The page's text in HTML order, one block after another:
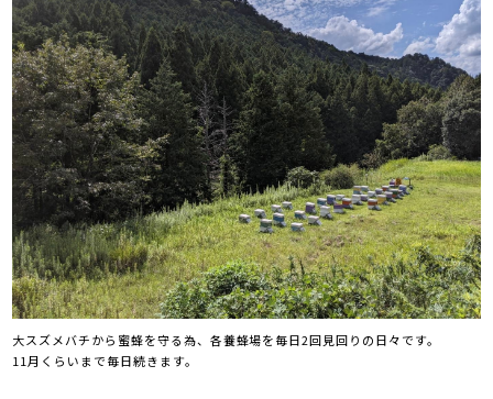
大スズメバチから蜜蜂を守る為、各養蜂場を毎日2回見回りの日々です。
11月くらいまで毎日続きます。